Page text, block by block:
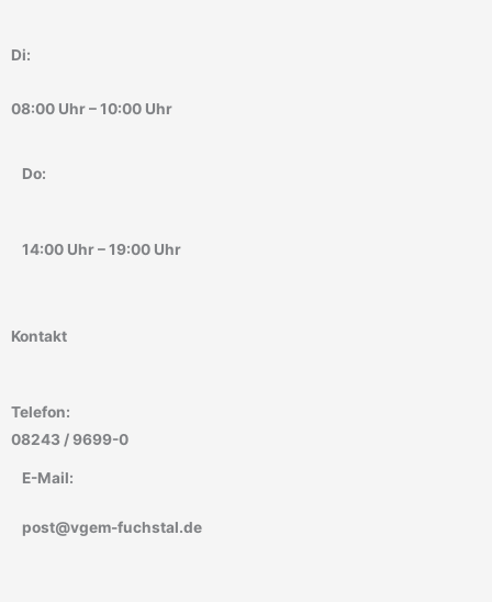
Kontakt
Telefon:
08243 / 9699-0
E-Mail:
post@vgem-fuchstal.de
Di:
08:00 Uhr – 10:00 Uhr
Do:
14:00 Uhr – 19:00 Uhr